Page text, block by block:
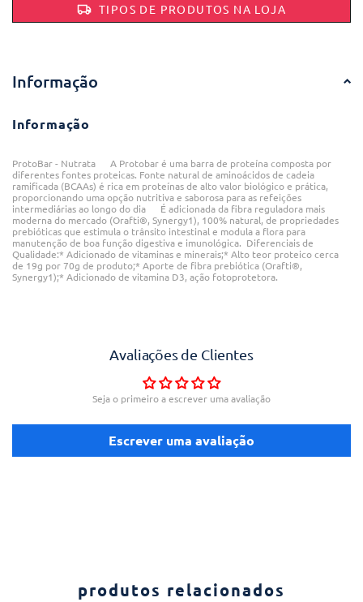
TIPOS DE PRODUTOS NA LOJA
Informação
Informação
ProtoBar - Nutrata A Protobar é uma barra de proteína composta por
diferentes fontes proteicas. Fonte natural de aminoácidos de cadeia
ramificada (BCAAs) é rica em proteínas de alto valor biológico e prática,
proporcionando uma opção nutritiva e saborosa para as refeições
intermediárias ao longo do dia É adicionada da fibra reguladora mais
moderna do mercado (Orafti®, Synergy1), 100% natural, de propriedades
prebióticas que estimula o trânsito intestinal e modula a flora para
manutenção de boa função digestiva e imunológica. Diferenciais de
Qualidade:* Adicionado de vitaminas e minerais;* Alto teor proteico cerca
de 19g por 70g de produto;* Aporte de fibra prebiótica (Orafti®,
Synergy1);* Adicionado de vitamina D3, ação fotoprotetora.
Avaliações de Clientes
Seja o primeiro a escrever uma avaliação
Escrever uma avaliação
produtos relacionados